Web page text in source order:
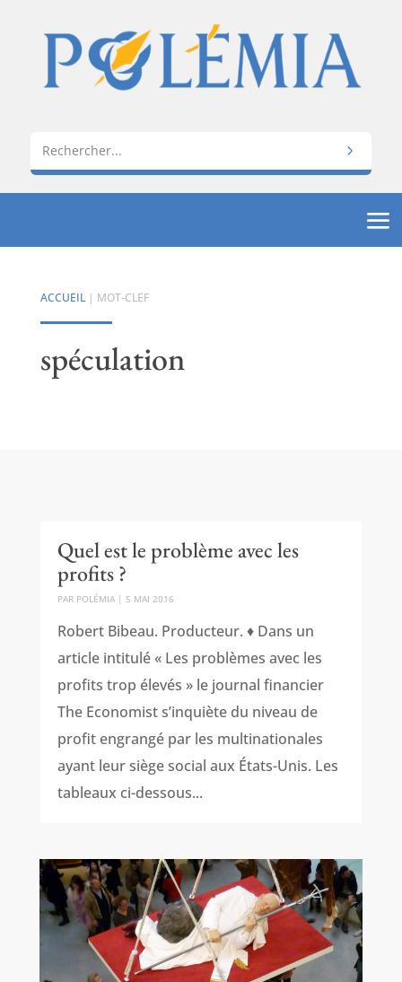
ACCUEIL| MOT-CLEF
spéculation
Quel est le problème avec les
profits ?
PAR POLÉMIA| 5 MAI 2016
Robert Bibeau. Producteur. ♦ Dans un
article intitulé « Les problèmes avec les
profits trop élevés » le journal financier
The Economist s’inquiète du niveau de
profit engrangé par les multinationales
ayant leur siège social aux États-Unis. Les
tableaux ci-dessous...